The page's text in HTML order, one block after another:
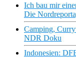
Ich bau mir
Die
Camping,
NDR Doku
Indonesien: